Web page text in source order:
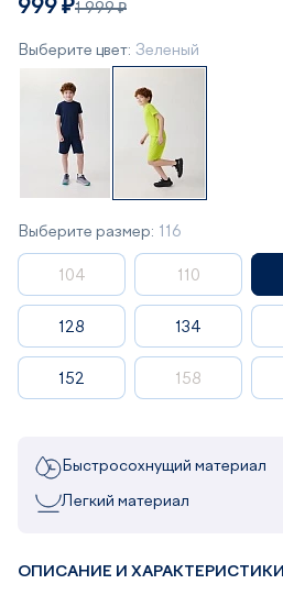
999 ₽1 999 ₽
Выберите цвет: Зеленый
Выберите размер: 116
104 110
128 134
152 158
Быстросохнущий материал
Легкий материал
ОПИСАНИЕ И ХАРАКТЕРИСТИКИ